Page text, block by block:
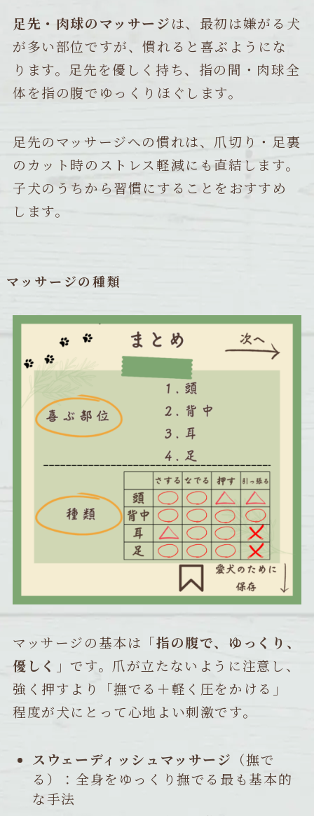
足先・肉球のマッサージは、最初は嫌がる犬
が多い部位ですが、慣れると喜ぶようにな
ります。足先を優しく持ち、指の間・肉球全
体を指の腹でゆっくりほぐします。
足先のマッサージへの慣れは、爪切り・足裏
のカット時のストレス軽減にも直結します。
子犬のうちから習慣にすることをおすすめ
します。
マッサージの種類
マッサージの基本は「指の腹で、ゆっくり、
優しく 」です。爪が立たないように注意し、
強く押すより「撫でる＋軽く圧をかける」
程度が犬にとって心地よい刺激です。
スウェーディッシュマッサージ （撫で
る）：全身をゆっくり撫でる最も基本的
な手法